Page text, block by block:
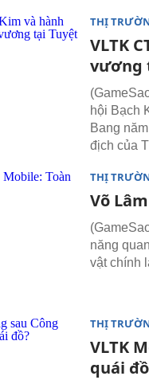
THỊ
VLTK
vương
hội Bạch
Bang
địch của
THỊ
Võ
năng
vật chính
THỊ
VLTK
quái